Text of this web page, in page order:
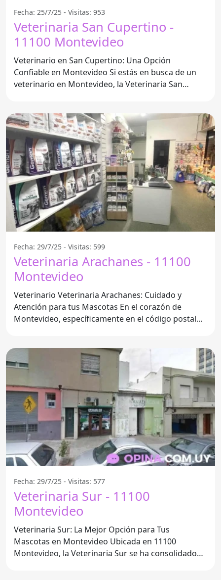
Fecha: 25/7/25 - Visitas: 953
Veterinaria San Cupertino -
11100 Montevideo
Veterinario en San Cupertino: Una Opción
Confiable en Montevideo Si estás en busca de un
veterinario en Montevideo, la Veterinaria San
Fecha: 29/7/25 - Visitas: 599
Veterinaria Arachanes - 11100
Montevideo
Veterinario Veterinaria Arachanes: Cuidado y
Atención para tus Mascotas En el corazón de
Montevideo, específicamente en el código postal
Fecha: 29/7/25 - Visitas: 577
Veterinaria Sur - 11100
Montevideo
Veterinaria Sur: La Mejor Opción para Tus
Mascotas en Montevideo Ubicada en 11100
Montevideo, la Veterinaria Sur se ha consolidado